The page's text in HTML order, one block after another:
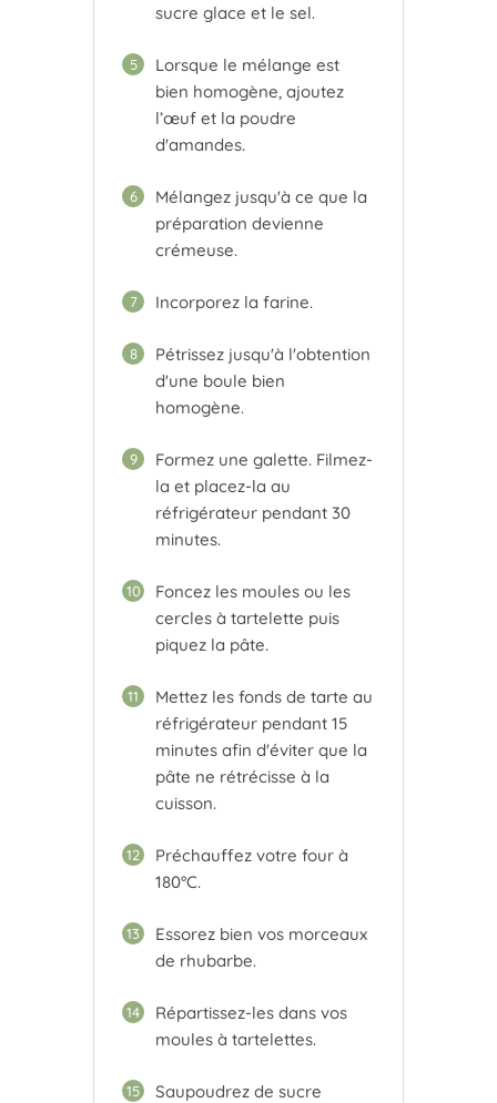
sucre glace et le sel.
5
Lorsque le mélange est
bien homogène, ajoutez
l’œuf et la poudre
d'amandes.
6
Mélangez jusqu'à ce que la
préparation devienne
crémeuse.
7 Incorporez la farine.
8
Pétrissez jusqu'à l'obtention
d'une boule bien
homogène.
9
Formez une galette. Filmez-
la et placez-la au
réfrigérateur pendant 30
minutes.
10
Foncez les moules ou les
cercles à tartelette puis
piquez la pâte.
11
Mettez les fonds de tarte au
réfrigérateur pendant 15
minutes afin d'éviter que la
pâte ne rétrécisse à la
cuisson.
12
Préchauffez votre four à
180°C.
13
Essorez bien vos morceaux
de rhubarbe.
14
Répartissez-les dans vos
moules à tartelettes.
15
Saupoudrez de sucre